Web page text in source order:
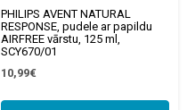
PHILIPS AVENT NATURAL
RESPONSE, pudele ar papildu
AIRFREE vārstu, 125 ml,
SCY670/01
10,99€